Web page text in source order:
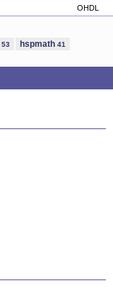
OHDL
53 hspmath 41